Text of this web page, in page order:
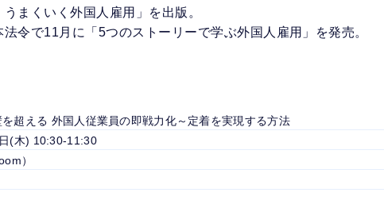
うまくいく外国人雇用」を出版。
法令で11月に「5つのストーリーで学ぶ外国人雇用」を発売。
超える 外国人従業員の即戦力化～定着を実現する方法
(木) 10:30-11:30
）